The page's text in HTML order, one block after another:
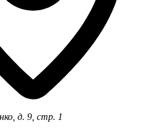
д. 9, стр. 1